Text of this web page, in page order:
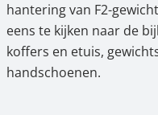
hantering van F2-
eens te kijken naar de
koffers en etuis,
handschoenen.